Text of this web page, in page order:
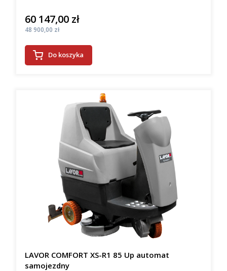
Cena
60 147,00 zł
Cena
48 900,00 zł
Do koszyka
LAVOR COMFORT XS-R1 85 Up automat
samojezdny